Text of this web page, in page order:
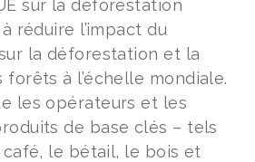
sur la déforestation
réduire l’impact du
la déforestation et la
à l’échelle mondiale.
les opérateurs et les
de base clés – tels
le bétail, le bois et